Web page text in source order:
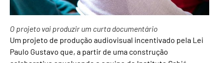
O projeto vai produzir um curta documentário
Um projeto de produção audiovisual incentivado pela Lei
Paulo Gustavo que, a partir de uma construção